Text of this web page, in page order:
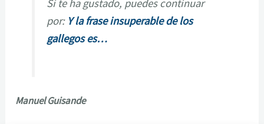
Si te ha gustado, puedes continuar
por: Y la frase insuperable de los
gallegos es…
Manuel Guisande